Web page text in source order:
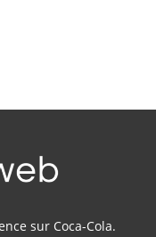
sur Coca-Cola.